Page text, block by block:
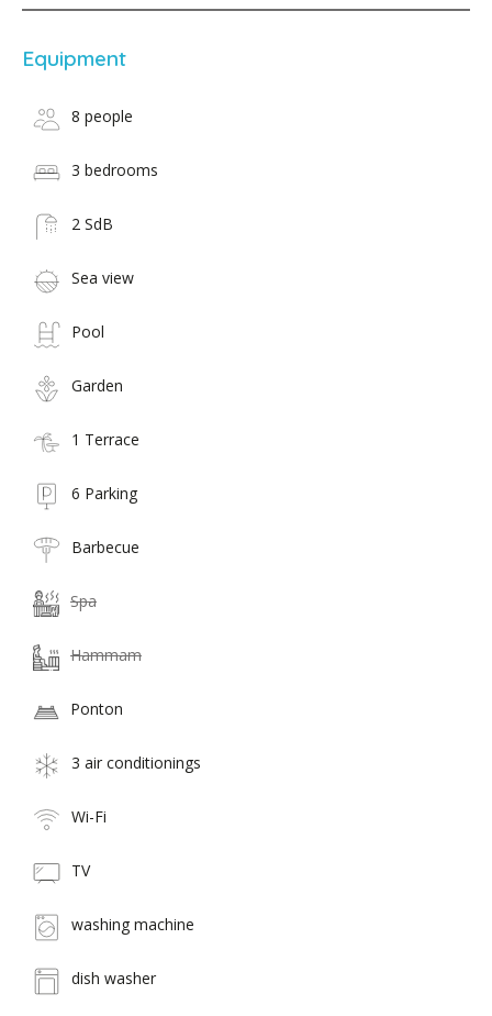
Equipment
8 people
3 bedrooms
2 SdB
Sea view
Pool
Garden
1 Terrace
6 Parking
Barbecue
Spa
Hammam
Ponton
3 air conditionings
Wi-Fi
TV
washing machine
dish washer